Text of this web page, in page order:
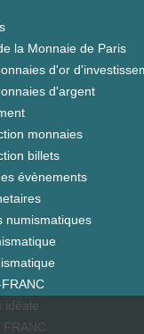
la Monnaie de Paris
d'or
d'argent
monnaies
billets
évènements
numismatiques
idéale